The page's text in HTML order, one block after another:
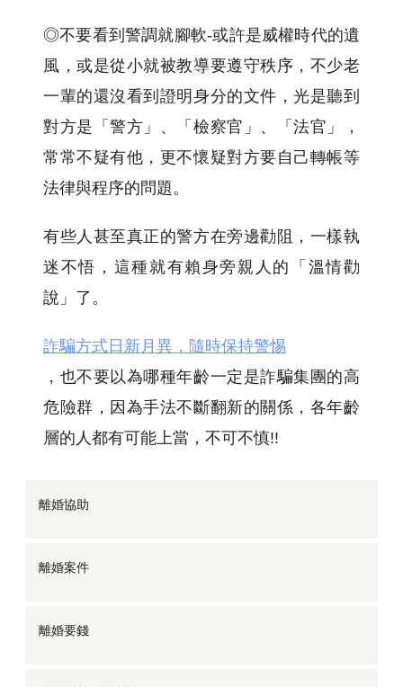
◎不要看到警調就腳軟-或許是威權時代的遺
風，或是從小就被教導要遵守秩序，不少老
一輩的還沒看到證明身分的文件，光是聽到
對方是「警方」、「檢察官」、「法官」，
常常不疑有他，更不懷疑對方要自己轉帳等
法律與程序的問題。
有些人甚至真正的警方在旁邊勸阻，一樣執
迷不悟，這種就有賴身旁親人的「溫情勸
說」了。
詐騙方式日新月異，隨時保持警惕
，也不要以為哪種年齡一定是詐騙集團的高
危險群，因為手法不斷翻新的關係，各年齡
層的人都有可能上當，不可不慎!!
離婚協助
離婚案件
離婚要錢